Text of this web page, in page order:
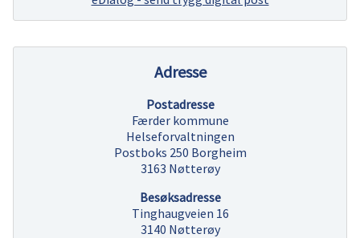
Adresse
Postadresse
Færder kommune
Helseforvaltningen
Postboks 250 Borgheim
3163 Nøtterøy
Besøksadresse
Tinghaugveien 16
3140 Nøtterøy